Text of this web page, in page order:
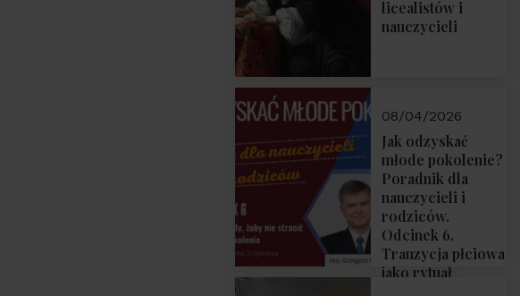
licealistów i
nauczycieli
08/04/2026
Jak odzyskać
młode pokolenie?
Poradnik dla
nauczycieli i
rodziców.
Odcinek 6.
Tranzycja płciowa
jako rytuał